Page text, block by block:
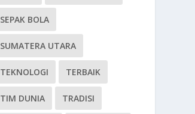
SEPAK BOLA
SUMATERA UTARA
TEKNOLOGI TERBAIK
TIM DUNIA TRADISI